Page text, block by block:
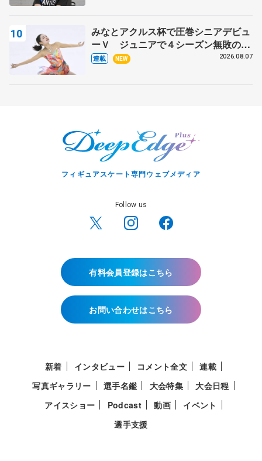
みなとアクルス杯で圧巻シニアデビュ
ーＶ ジュニアで４シーズン無敗の島
田麻央
連載 NEW 2026.08.07
フィギュアスケート専門ウェブメディア
Follow us
有料会員登録はこちら
お問い合わせはこちら
新着 インタビュー コメント全文
連載
写真ギャラリー
選手名鑑 大会特集
大会日程
アイスショー
Podcast 動画
イベント
選手支援